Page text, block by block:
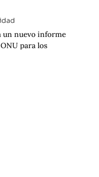
un nuevo informe
para los